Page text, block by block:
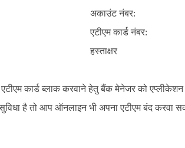
अकाउंट नंबर:
एटीएम कार्ड नंबर:
हस्ताक्षर
एटीएम कार्ड ब्लाक करवाने हेतु बैंक मेनेजर को
है तो आप ऑनलाइन भी अपना एटीएम बंद करवा